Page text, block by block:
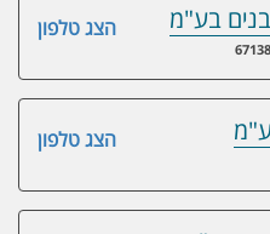
הצג טלפון בע"מ
הצג טלפון